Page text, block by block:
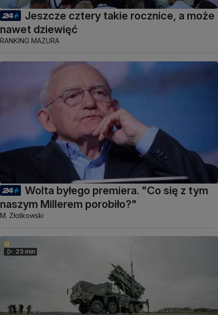
Jeszcze cztery takie rocznice, a może
nawet dziewięć
RANKING MAZURA
Wolta byłego premiera. "Co się z tym
naszym Millerem porobiło?"
M. Złotkowski
23 min